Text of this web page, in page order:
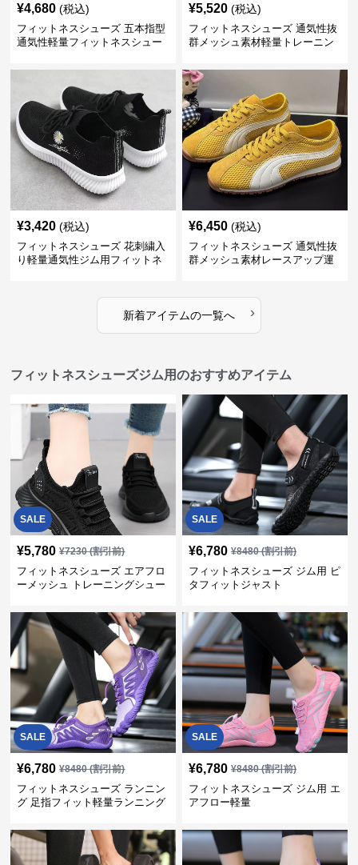
¥4,680 (税込)
フィットネスシューズ 五本指型
通気性軽量フィットネスシュー
¥5,520 (税込)
フィットネスシューズ 通気性抜
群メッシュ素材軽量トレーニン
¥3,420 (税込)
フィットネスシューズ 花刺繍入
り軽量通気性ジム用フィットネ
¥6,450 (税込)
フィットネスシューズ 通気性抜
群メッシュ素材レースアップ運
新着アイテムの一覧へ ›
フィットネスシューズジム用のおすすめアイテム
SALE
¥5,780 ¥7230(割引前)
フィットネスシューズ エアフロ
ーメッシュ トレーニングシュー
SALE
¥6,780 ¥8480(割引前)
フィットネスシューズ ジム用 ピ
タフィットジャスト
SALE
¥6,780 ¥8480(割引前)
フィットネスシューズ ランニン
グ 足指フィット軽量ランニング
SALE
¥6,780 ¥8480(割引前)
フィットネスシューズ ジム用 エ
アフロー軽量